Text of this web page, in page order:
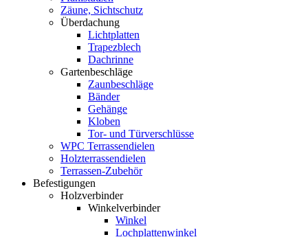
Zäune, Sichtschutz
Überdachung
Lichtplatten
Trapezblech
Dachrinne
Gartenbeschläge
Zaunbeschläge
Bänder
Gehänge
Kloben
Tor- und Türverschlüsse
WPC Terrassendielen
Holzterrassendielen
Terrassen-Zubehör
Befestigungen
Holzverbinder
Winkelverbinder
Winkel
Lochplattenwinkel